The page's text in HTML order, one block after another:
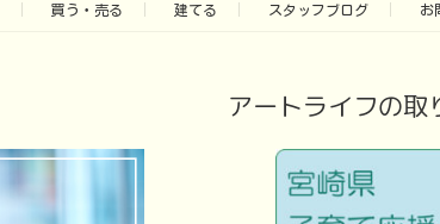
買う・売る 建てる スタッフブログ お
アートライフの取